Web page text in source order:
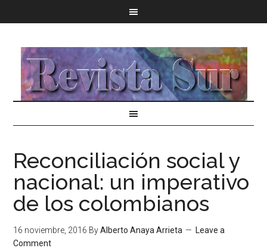
Reconciliación social y
nacional: un imperativo
de los colombianos
16 noviembre, 2016 ByAlberto Anaya Arrieta
Leave a
Comment